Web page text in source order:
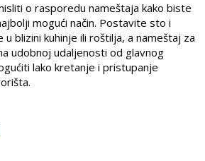
o rasporedu nameštaja kako biste
mogući način. Postavite sto i
blizini kuhinje ili roštilja, a nameštaj za
udobnoj udaljenosti od glavnog
lako kretanje i pristupanje